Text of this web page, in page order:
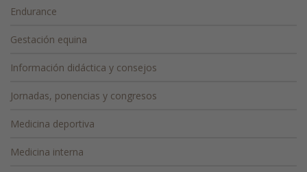
Endurance
Gestación equina
Información didáctica y consejos
Jornadas, ponencias y congresos
Medicina deportiva
Medicina interna